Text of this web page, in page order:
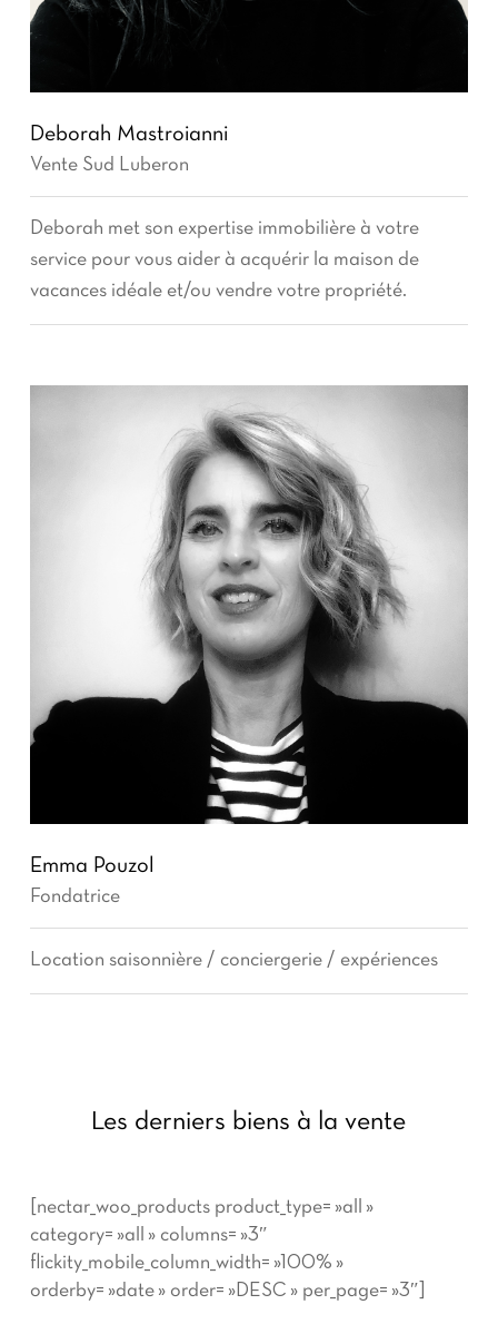
Deborah Mastroianni
Vente Sud Luberon
Deborah met son expertise immobilière à votre
service pour vous aider à acquérir la maison de
vacances idéale et/ou vendre votre propriété.
Emma Pouzol
Fondatrice
Location saisonnière / conciergerie / expériences
Les derniers biens à la vente
[nectar_woo_products product_type= »all »
category= »all » columns= »3″
flickity_mobile_column_width= »100% »
orderby= »date » order= »DESC » per_page= »3″]